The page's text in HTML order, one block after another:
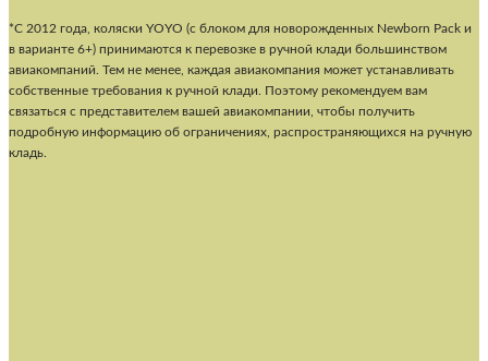
*С 2012 года, коляски YOYO (с блоком для новорожденных Newborn Pack и
в варианте 6+) принимаются к перевозке в ручной клади большинством
авиакомпаний. Тем не менее, каждая авиакомпания может устанавливать
собственные требования к ручной клади. Поэтому рекомендуем вам
связаться с представителем вашей авиакомпании, чтобы получить
подробную информацию об ограничениях, распространяющихся на ручную
кладь.